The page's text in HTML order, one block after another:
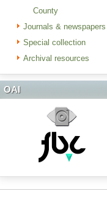
County
Journals & newspapers
Special collection
Archival resources
OAI